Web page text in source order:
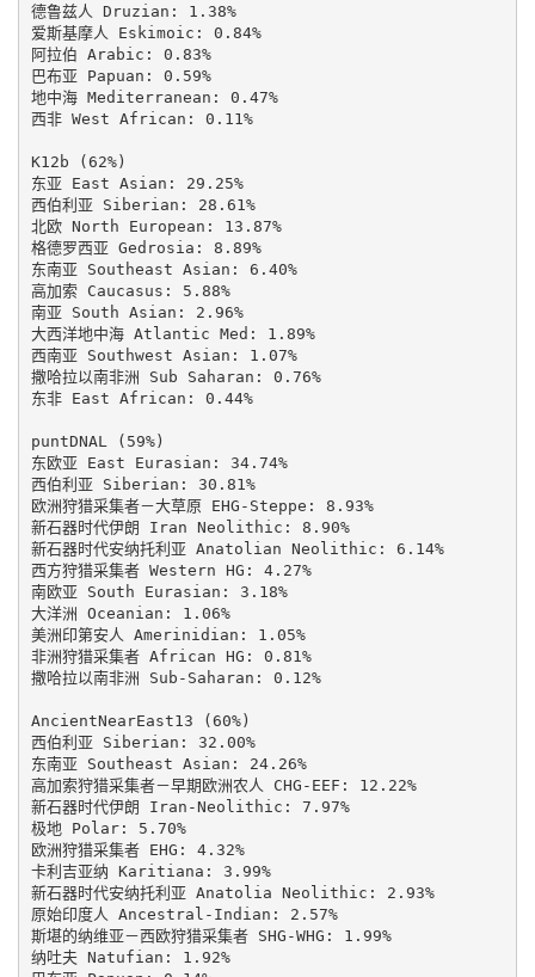
德鲁兹人 Druzian: 1.38%
爱斯基摩人 Eskimoic: 0.84%
阿拉伯 Arabic: 0.83%
巴布亚 Papuan: 0.59%
地中海 Mediterranean: 0.47%
西非 West African: 0.11%
K12b (62%)
东亚 East Asian: 29.25%
西伯利亚 Siberian: 28.61%
北欧 North European: 13.87%
格德罗西亚 Gedrosia: 8.89%
东南亚 Southeast Asian: 6.40%
高加索 Caucasus: 5.88%
南亚 South Asian: 2.96%
大西洋地中海 Atlantic Med: 1.89%
西南亚 Southwest Asian: 1.07%
撒哈拉以南非洲 Sub Saharan: 0.76%
东非 East African: 0.44%
puntDNAL (59%)
东欧亚 East Eurasian: 34.74%
西伯利亚 Siberian: 30.81%
欧洲狩猎采集者－大草原 EHG-Steppe: 8.93%
新石器时代伊朗 Iran Neolithic: 8.90%
新石器时代安纳托利亚 Anatolian Neolithic: 6.14%
西方狩猎采集者 Western HG: 4.27%
南欧亚 South Eurasian: 3.18%
大洋洲 Oceanian: 1.06%
美洲印第安人 Amerinidian: 1.05%
非洲狩猎采集者 African HG: 0.81%
撒哈拉以南非洲 Sub-Saharan: 0.12%
AncientNearEast13 (60%)
西伯利亚 Siberian: 32.00%
东南亚 Southeast Asian: 24.26%
高加索狩猎采集者－早期欧洲农人 CHG-EEF: 12.22%
新石器时代伊朗 Iran-Neolithic: 7.97%
极地 Polar: 5.70%
欧洲狩猎采集者 EHG: 4.32%
卡利吉亚纳 Karitiana: 3.99%
新石器时代安纳托利亚 Anatolia Neolithic: 2.93%
原始印度人 Ancestral-Indian: 2.57%
斯堪的纳维亚－西欧狩猎采集者 SHG-WHG: 1.99%
纳吐夫 Natufian: 1.92%